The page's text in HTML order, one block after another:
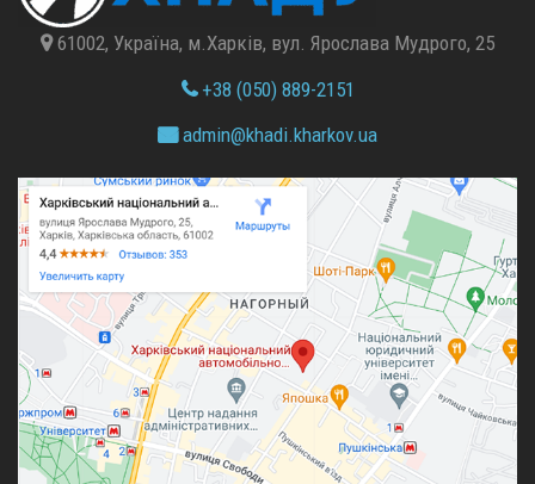
61002, Україна, м.Харків, вул. Ярослава Мудрого, 25
+38 (050) 889-2151
admin@khadi.kharkov.ua